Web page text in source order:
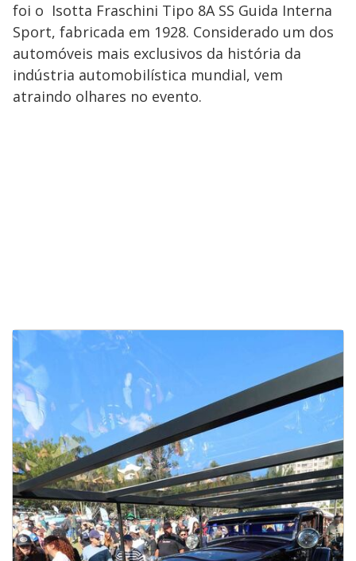
foi o Isotta Fraschini Tipo 8A SS Guida Interna
Sport, fabricada em 1928. Considerado um dos
automóveis mais exclusivos da história da
indústria automobilística mundial, vem
atraindo olhares no evento.